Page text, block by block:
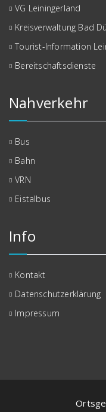
VG Leiningerland
Kreisverwaltung Bad
Tourist-Information
Bereitschaftsdienste
Nahverkehr
Bus
Bahn
VRN
Eistalbus
Info
Kontakt
Datenschutzerklärung
Impressum